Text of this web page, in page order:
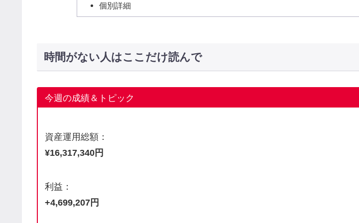
個別詳細
時間がない人はここだけ読んで
今週の成績＆トピック
資産運用総額：
¥16,317,340円
利益：
+4,699,207円